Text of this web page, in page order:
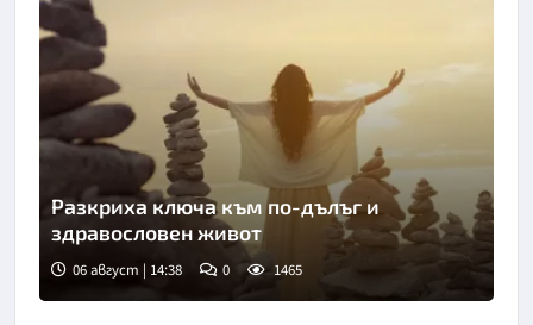
Разкриха ключа към по-дълъг и
здравословен живот
06 август | 14:38 0 1465